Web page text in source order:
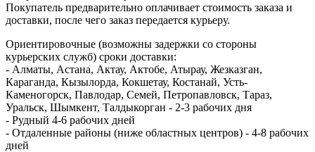
Покупатель предварительно оплачивает стоимость заказа и
доставки, после чего заказ передается курьеру.
Ориентировочные (возможны задержки со стороны
курьерских служб) сроки доставки:
- Алматы, Астана, Актау, Актобе, Атырау, Жезказган,
Караганда, Кызылорда, Кокшетау, Костанай, Усть-
Каменогорск, Павлодар, Семей, Петропавловск, Тараз,
Уральск, Шымкент, Талдыкорган - 2-3 рабочих дня
- Рудный 4-6 рабочих дней
- Отдаленные районы (ниже областных центров) - 4-8 рабочих
дней